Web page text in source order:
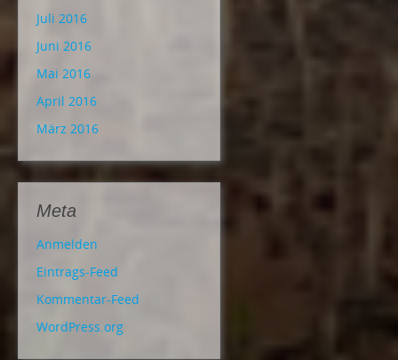
Juli 2016
Juni 2016
Mai 2016
April 2016
März 2016
Meta
Anmelden
Eintrags-Feed
Kommentar-Feed
WordPress.org